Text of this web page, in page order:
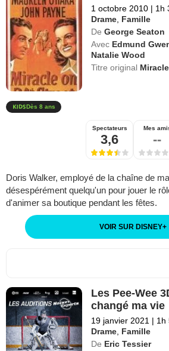
1 octobre 2010 | 1h
Drame Famille
De George Seaton
Avec Edmund
Natalie Wood
Titre original
Dès 8 ans
Spectateurs
3,6
Mes
--
Doris Walker, employé de la chaîne de
désespérément quelqu'un pour jouer le
d'animer sa boutique pendant les fêtes.
VOIR SUR DISNEY+
Les Pee-Wee
changé ma vie
19 janvier 2021 | 1h
Drame Famille
De Eric Tessier